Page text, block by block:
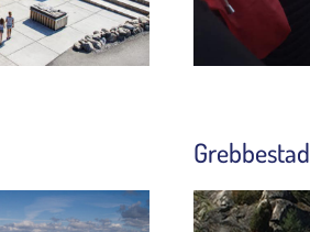
Grebbestad